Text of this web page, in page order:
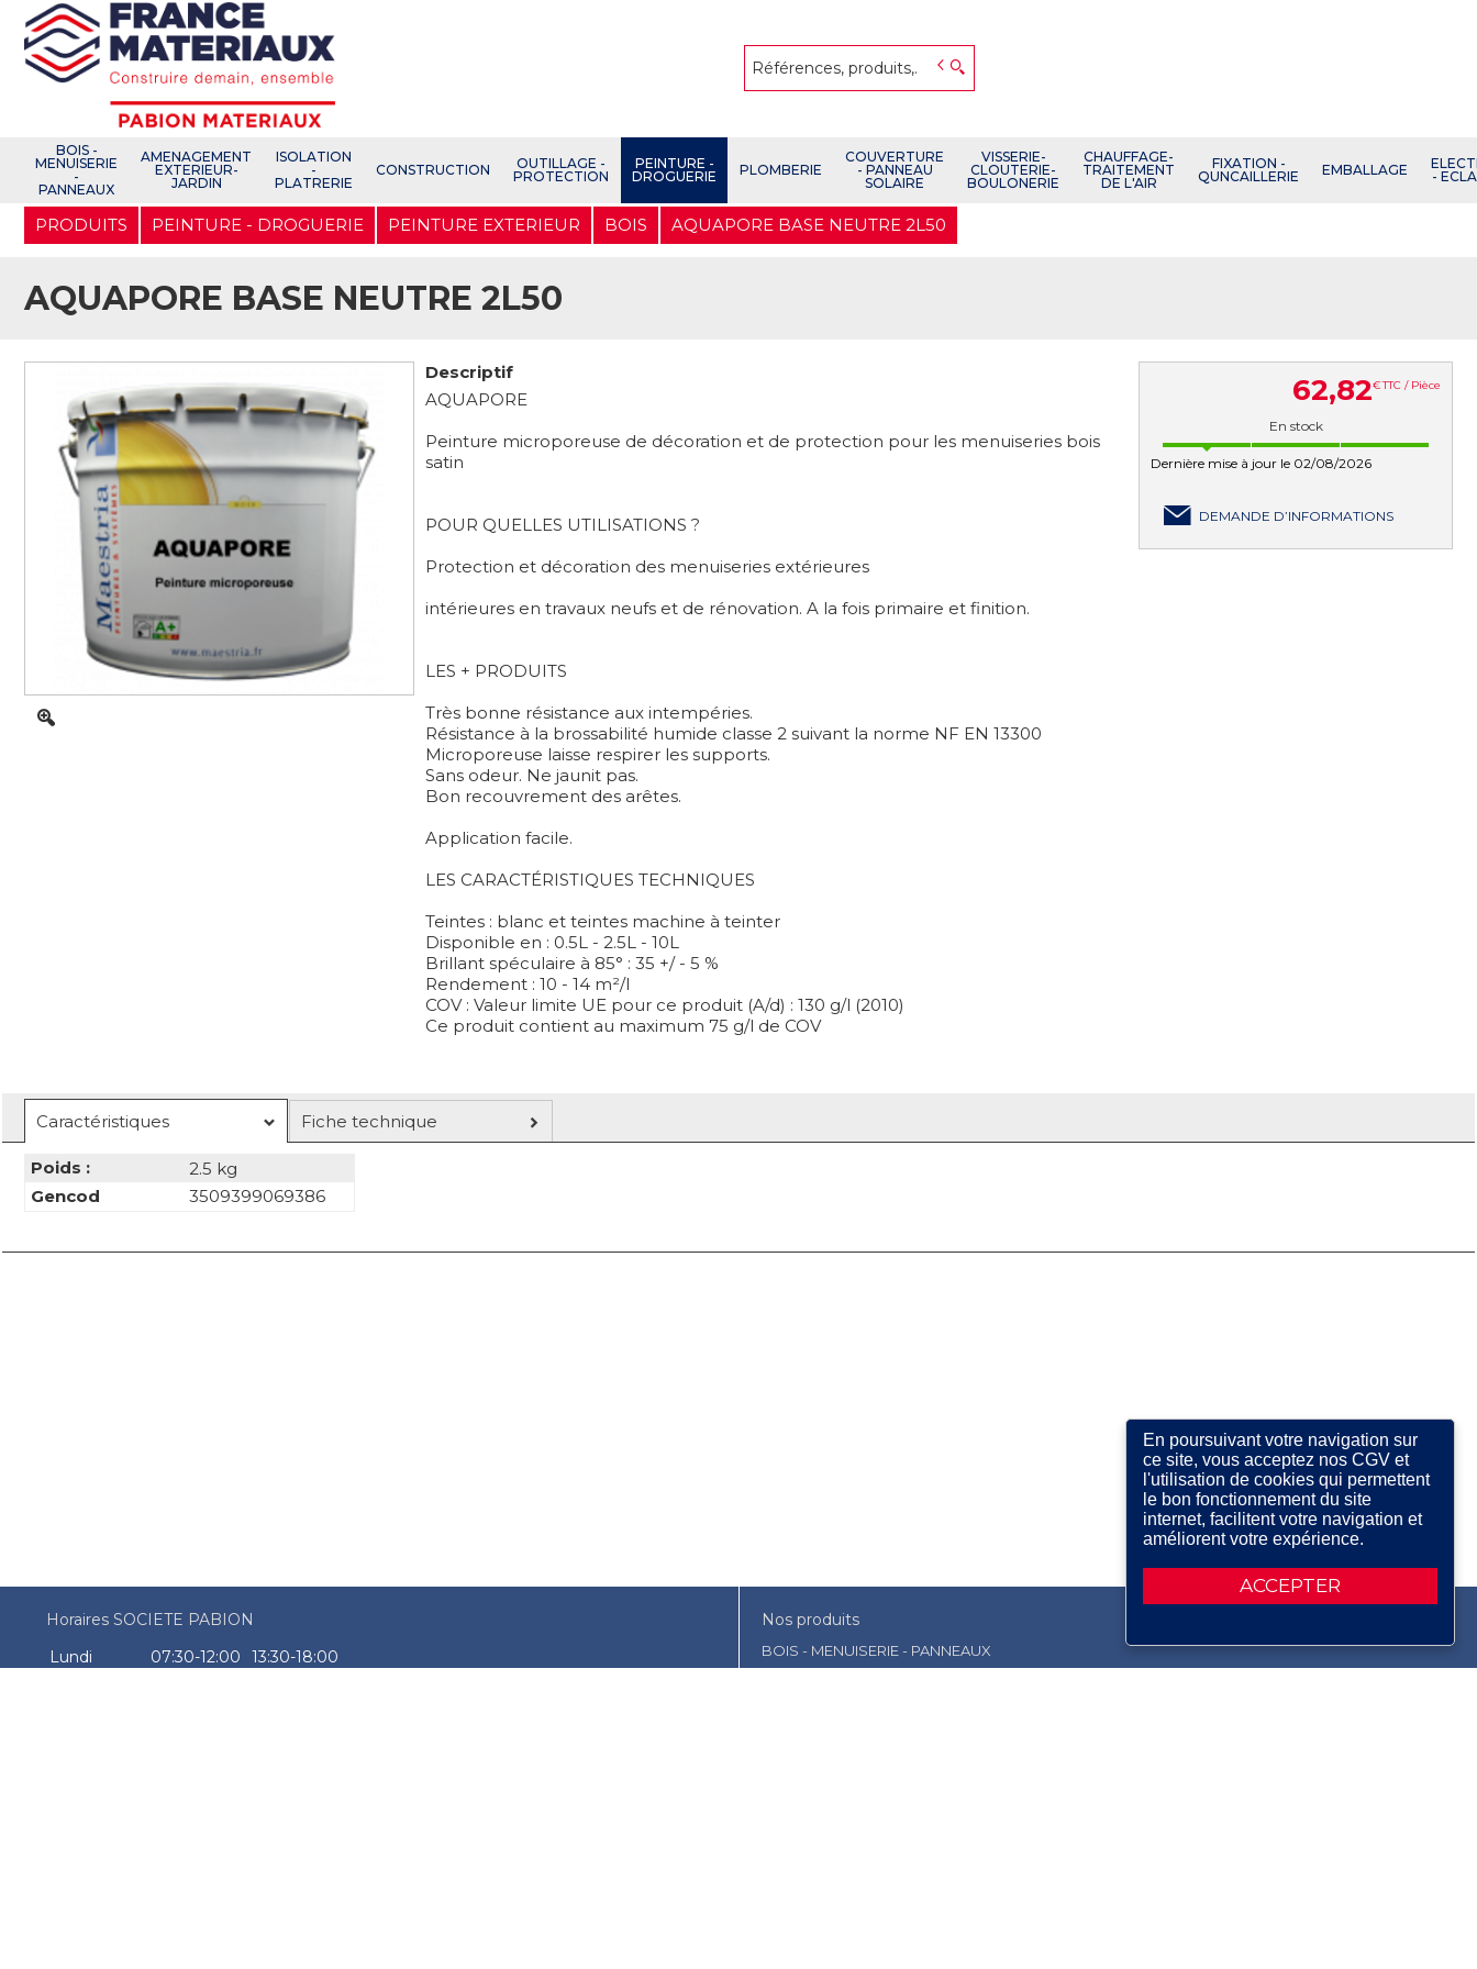
ACCEPTER
En poursuivant votre navigation sur
ce site, vous acceptez nos CGV et
l'utilisation de cookies qui permettent
le bon fonctionnement du site
internet, facilitent votre navigation et
améliorent votre expérience.
Aller
contenu
BOIS -
MENUISERIE
-
PANNEAUX
AMENAGEMENT
EXTERIEUR-
JARDIN
ISOLATION
-
PLATRERIE
CONSTRUCTION
OUTILLAGE -
PROTECTION
PEINTURE -
DROGUERIE
PLOMBERIE
COUVERTURE
- PANNEAU
SOLAIRE
VISSERIE-
CLOUTERIE-
BOULONERIE
CHAUFFAGE-
TRAITEMENT
DE L'AIR
FIXATION -
QUNCAILLERIE
EMBALLAGE
-
PRODUITS PEINTURE - DROGUERIE PEINTURE EXTERIEUR BOIS AQUAPORE BASE NEUTRE 2L50
AQUAPORE BASE NEUTRE 2L50
Descriptif
AQUAPORE
Peinture microporeuse de décoration et de protection pour les menuiseries bois
satin
POUR QUELLES UTILISATIONS ?
Protection et décoration des menuiseries extérieures
intérieures en travaux neufs et de rénovation. A la fois primaire et finition.
LES + PRODUITS
Très bonne résistance aux intempéries.
Résistance à la brossabilité humide classe 2 suivant la norme NF EN 13300
Microporeuse laisse respirer les supports.
Sans odeur. Ne jaunit pas.
Bon recouvrement des arêtes.
Application facile.
LES CARACTÉRISTIQUES TECHNIQUES
Teintes : blanc et teintes machine à teinter
Disponible en : 0.5L - 2.5L - 10L
Brillant spéculaire à 85° : 35 +/ - 5 %
Rendement : 10 - 14 m²/l
COV : Valeur limite UE pour ce produit (A/d) : 130 g/l (2010)
Ce produit contient au maximum 75 g/l de COV
62,82€TTC / Pièce
En stock
Dernière mise à jour le 02/08/2026
DEMANDE D’INFORMATIONS
Caractéristiques Fiche technique
Poids :
2.5 kg
Gencod
3509399069386
Horaires SOCIETE PABION
Lundi
07:30-12:00
13:30-18:00
Nos produits
BOIS - MENUISERIE - PANNEAUX
AMENAGEMENT EXTERIEUR- JARDIN